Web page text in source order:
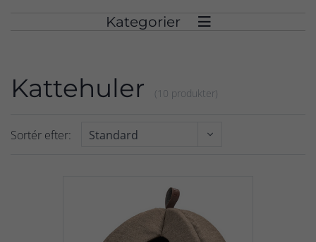
Kategorier 
Kattehuler (10 produkter)
Sortér efter: